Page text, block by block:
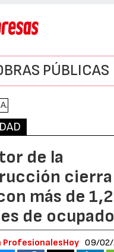
PÚBLICAS
de la
cierra
más de
de
ProfesionalesHoy 09/02/